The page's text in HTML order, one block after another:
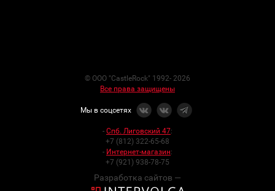
© ООО "CastleRock" 1992- 2026
Все права защищены
Мы в соцсетях
- Спб. Лиговский 47:
+7 (812) 322-65-68
- Интернет-магазин:
+7 (921) 938-78-75
Разработка сайтов —